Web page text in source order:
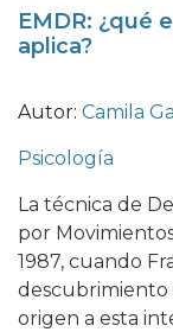
EMDR: ¿qué
aplica?
Autor: Camila
Psicología
La técnica de
por
1987, cuando
origen a esta